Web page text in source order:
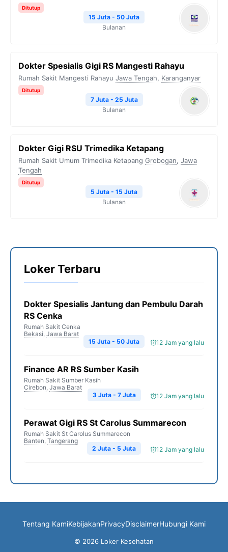
Ditutup
15 Juta - 50 Juta
Bulanan
Dokter Spesialis Gigi RS Mangesti Rahayu
Rumah Sakit Mangesti Rahayu Jawa Tengah, Karanganyar
Ditutup
7 Juta - 25 Juta
Bulanan
Dokter Gigi RSU Trimedika Ketapang
Rumah Sakit Umum Trimedika Ketapang Grobogan, Jawa
Tengah
Ditutup
5 Juta - 15 Juta
Bulanan
Loker Terbaru
Dokter Spesialis Jantung dan Pembulu Darah
RS Cenka
Rumah Sakit Cenka
Bekasi, Jawa Barat
12 Jam yang lalu
15 Juta - 50 Juta
Finance AR RS Sumber Kasih
Rumah Sakit Sumber Kasih
Cirebon, Jawa Barat
12 Jam yang lalu
3 Juta - 7 Juta
Perawat Gigi RS St Carolus Summarecon
Rumah Sakit St Carolus Summarecon
Banten, Tangerang
12 Jam yang lalu
2 Juta - 5 Juta
Tentang KamiKebijakanPrivacyDisclaimerHubungi Kami
© 2026 Loker Kesehatan